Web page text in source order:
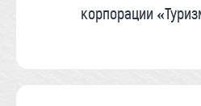
корпорации